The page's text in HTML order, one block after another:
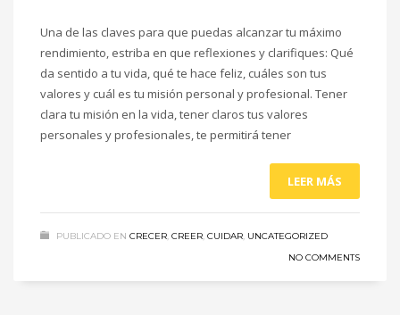
Una de las claves para que puedas alcanzar tu máximo
rendimiento, estriba en que reflexiones y clarifiques: Qué
da sentido a tu vida, qué te hace feliz, cuáles son tus
valores y cuál es tu misión personal y profesional. Tener
clara tu misión en la vida, tener claros tus valores
personales y profesionales, te permitirá tener
LEER MÁS
PUBLICADO EN CRECER, CREER, CUIDAR, UNCATEGORIZED
NO COMMENTS